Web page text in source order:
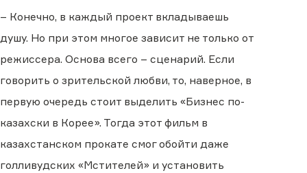
– Конечно, в каждый проект вкладываешь
душу. Но при этом многое зависит не только от
режиссера. Основа всего – сценарий. Если
говорить о зрительской любви, то, наверное, в
первую очередь стоит выделить «Бизнес по-
казахски в Корее». Тогда этот фильм в
казахстанском прокате смог обойти даже
голливудских «Мстителей» и установить